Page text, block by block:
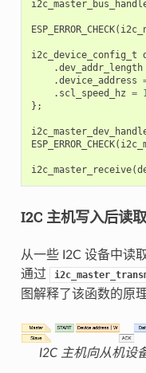
ESP_ERROR_CHECK(
i2c_device_config_t
.dev_addr_length
.device_address
. scl_speed_hz =
};
ESP_ERROR_CHECK(
i2c_master_receive(
I2C 主机写入后读取
从一些 I2C 设备中读
通过
图解释了该函数的原理
I2C 主机向从机设